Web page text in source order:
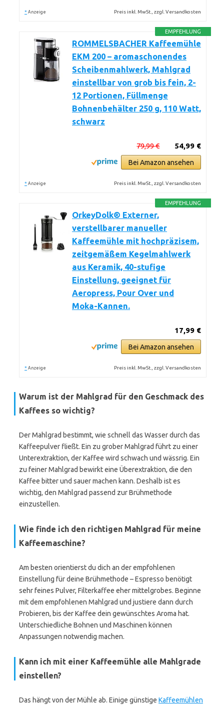
* Anzeige Preis inkl. MwSt., zzgl. Versandkosten
EMPFEHLUNG
ROMMELSBACHER Kaffeemühle
EKM 200 – aromaschonendes
Scheibenmahlwerk, Mahlgrad
einstellbar von grob bis fein, 2-
12 Portionen, Füllmenge
Bohnenbehälter 250 g, 110 Watt,
schwarz
54,99 €
79,99 €
Bei Amazon ansehen
* Anzeige Preis inkl. MwSt., zzgl. Versandkosten
EMPFEHLUNG
OrkeyDolk® Externer,
verstellbarer manueller
Kaffeemühle mit hochpräzisem,
zeitgemäßem Kegelmahlwerk
aus Keramik, 40-stufige
Einstellung, geeignet für
Aeropress, Pour Over und
Moka-Kannen.
17,99 €
Bei Amazon ansehen
* Anzeige Preis inkl. MwSt., zzgl. Versandkosten
Warum ist der Mahlgrad für den Geschmack des
Kaffees so wichtig?
Der Mahlgrad bestimmt, wie schnell das Wasser durch das
Kaffeepulver fließt. Ein zu grober Mahlgrad führt zu einer
Unterextraktion, der Kaffee wird schwach und wässrig. Ein
zu feiner Mahlgrad bewirkt eine Überextraktion, die den
Kaffee bitter und sauer machen kann. Deshalb ist es
wichtig, den Mahlgrad passend zur Brühmethode
einzustellen.
Wie finde ich den richtigen Mahlgrad für meine
Kaffeemaschine?
Am besten orientierst du dich an der empfohlenen
Einstellung für deine Brühmethode – Espresso benötigt
sehr feines Pulver, Filterkaffee eher mittelgrobes. Beginne
mit dem empfohlenen Mahlgrad und justiere dann durch
Probieren, bis der Kaffee dein gewünschtes Aroma hat.
Unterschiedliche Bohnen und Maschinen können
Anpassungen notwendig machen.
Kann ich mit einer Kaffeemühle alle Mahlgrade
einstellen?
Das hängt von der Mühle ab. Einige günstige Kaffeemühlen